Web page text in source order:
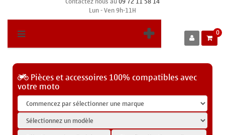
Lun - Ven 9h-11H
0
Pièces et accessoires 100% compatibles avec
votre moto